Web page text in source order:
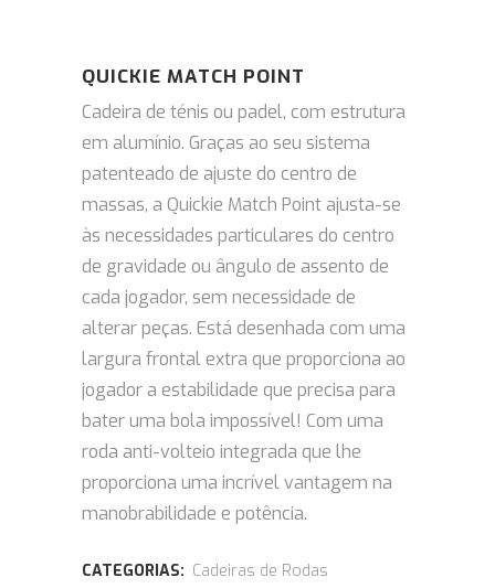
QUICKIE MATCH POINT
Cadeira de ténis ou padel, com estrutura
em alumínio. Graças ao seu sistema
patenteado de ajuste do centro de
massas, a Quickie Match Point ajusta-se
às necessidades particulares do centro
de gravidade ou ângulo de assento de
cada jogador, sem necessidade de
alterar peças. Está desenhada com uma
largura frontal extra que proporciona ao
jogador a estabilidade que precisa para
bater uma bola impossível! Com uma
roda anti-volteio integrada que lhe
proporciona uma incrível vantagem na
manobrabilidade e potência.
CATEGORIAS: Cadeiras de Rodas